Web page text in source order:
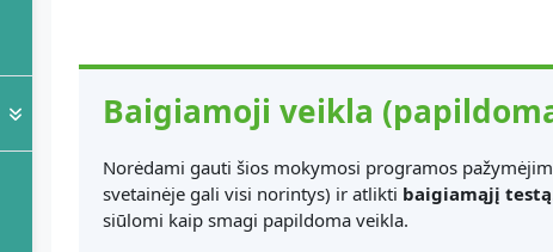
Baigiamoji veikla
Norėdami gauti šios mokymosi programos
svetainėje gali visi norintys) ir atlikti baigiamąjį testą
siūlomi kaip smagi papildoma veikla.